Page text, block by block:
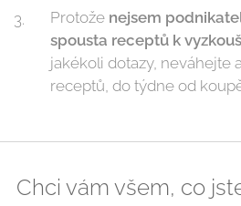
Protoženejsem
spousta receptů k
jakékoli dotazy, neváhejte
receptů, do týdne od
Chci vám všem, co